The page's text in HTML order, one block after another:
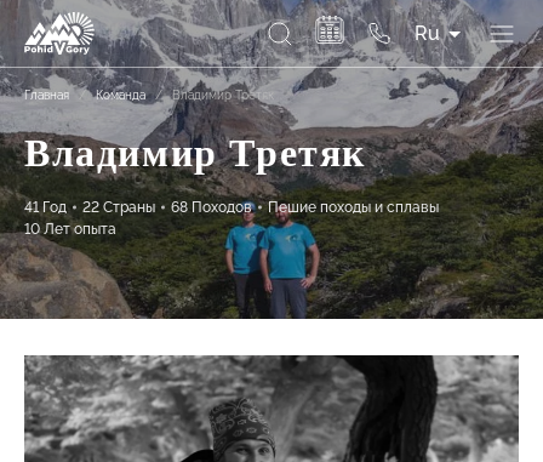
Ru
Главная / Команда / Владимир Третяк
Владимир Третяк
41 Год 22 Страны 68 Походов
Пешие походы и сплавы
10 Лет опыта